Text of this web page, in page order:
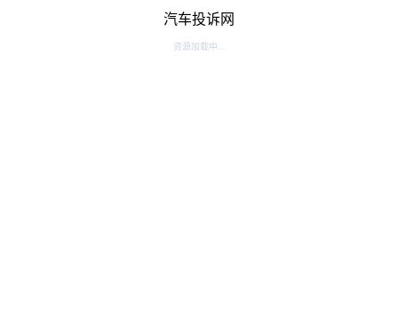
汽车投诉网
资源加载中...